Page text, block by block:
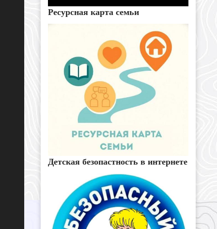
Ресурсная карта семьи
Детская безопастность в интернете